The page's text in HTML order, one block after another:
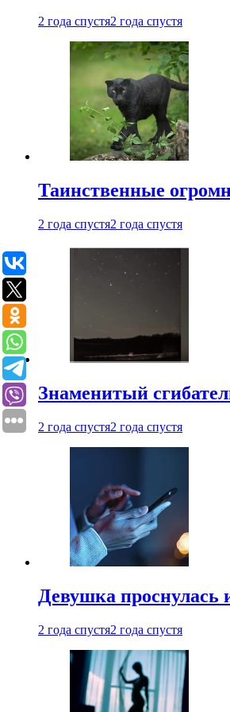
2 года спустя2 года спустя
Таинственные
2 года спустя2 года спустя
Знаменитый
2 года спустя2 года спустя
Девушка проснулась
2 года спустя2 года спустя